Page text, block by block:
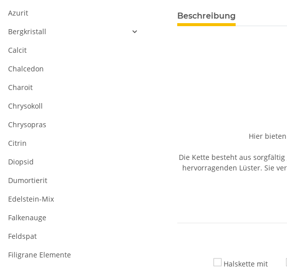
Beschreibung
Hier
Die Kette besteht aus
hervorragenden Lüster. Sie
Azurit
Bergkristall
Calcit
Chalcedon
Charoit
Chrysokoll
Chrysopras
Citrin
Diopsid
Dumortierit
Edelstein-Mix
Falkenauge
Feldspat
Filigrane Elemente